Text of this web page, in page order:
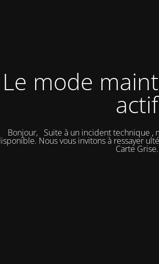
Le mode
actif
Bonjour, Suite à un incident technique ,
Nous vous invitons à ressayer
Carte Grise.